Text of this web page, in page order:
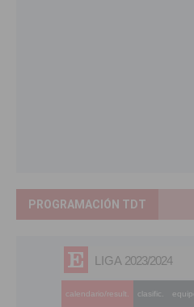
PROGRAMACIÓN TDT